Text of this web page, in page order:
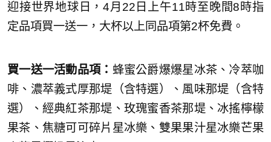
迎接世界地球日，4月22日上午11時至晚間8時指
定品項買一送一，大杯以上同品項第2杯免費。
買一送一活動品項： 蜂蜜公爵爆爆星冰茶、冷萃咖
啡、濃萃義式厚那堤（含特選）、風味那堤（含特
選）、經典紅茶那堤、玫瑰蜜香茶那堤、冰搖檸檬
果茶、焦糖可可碎片星冰樂、雙果果汁星冰樂芒果